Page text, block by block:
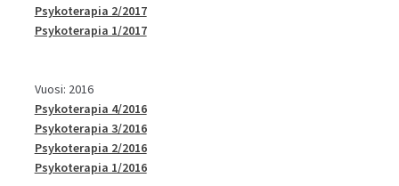
Psykoterapia 2/2017
Psykoterapia 1/2017
Vuosi: 2016
Psykoterapia 4/2016
Psykoterapia 3/2016
Psykoterapia 2/2016
Psykoterapia 1/2016